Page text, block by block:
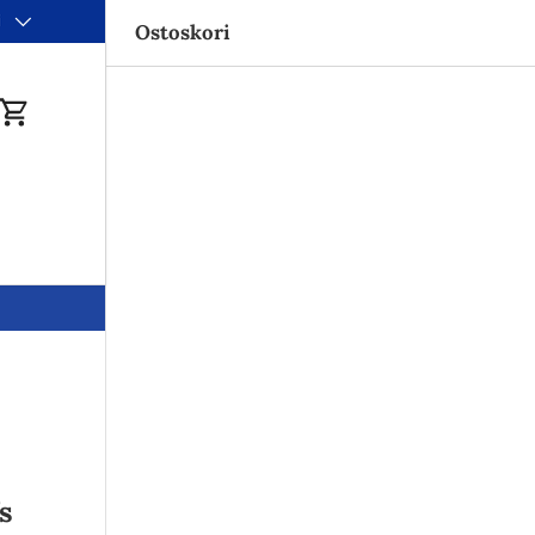
Ostoskori
Ostoskori